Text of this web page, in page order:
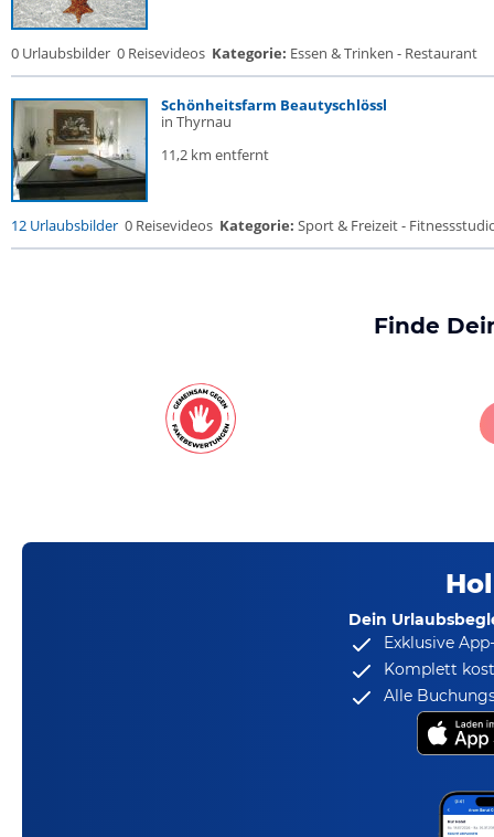
0 Urlaubsbilder 0 Reisevideos Kategorie: Essen & Trinken - Restaurant
Schönheitsfarm Beautyschlössl
in Thyrnau
11,2 km entfernt
12 Urlaubsbilder 0 Reisevideos Kategorie: Sport & Freizeit -
Finde
Dein
Exklusive
Komplett
Alle